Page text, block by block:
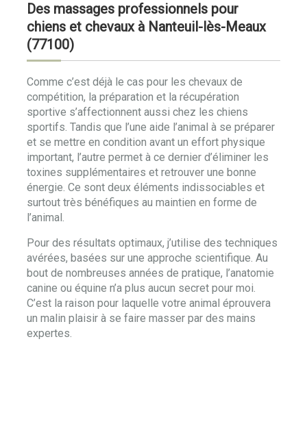
Des massages professionnels pour
chiens et chevaux à Nanteuil-lès-Meaux
(77100)
Comme c’est déjà le cas pour les chevaux de
compétition, la préparation et la récupération
sportive s’affectionnent aussi chez les chiens
sportifs. Tandis que l’une aide l’animal à se préparer
et se mettre en condition avant un effort physique
important, l’autre permet à ce dernier d’éliminer les
toxines supplémentaires et retrouver une bonne
énergie. Ce sont deux éléments indissociables et
surtout très bénéfiques au maintien en forme de
l’animal.
Pour des résultats optimaux, j’utilise des techniques
avérées, basées sur une approche scientifique. Au
bout de nombreuses années de pratique, l’anatomie
canine ou équine n’a plus aucun secret pour moi.
C’est la raison pour laquelle votre animal éprouvera
un malin plaisir à se faire masser par des mains
expertes.